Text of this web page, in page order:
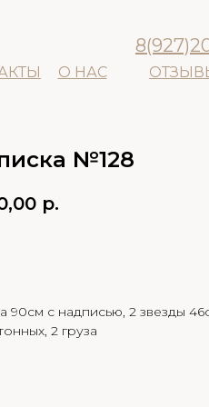
О НАС
№128
р.
90см с надписью, 2 звезды
2 груза